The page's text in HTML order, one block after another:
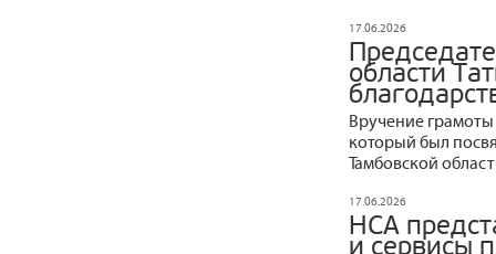
17.06.2026
области
Вручение
который был
Тамбовской
17.06.2026
НСА
и сервисы